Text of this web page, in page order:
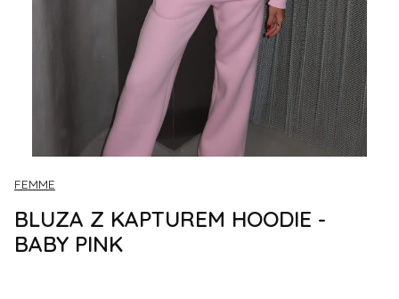
FEMME
BLUZA Z KAPTUREM HOODIE -
BABY PINK